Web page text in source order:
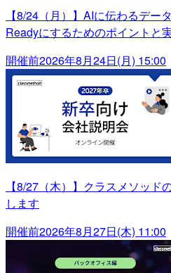
【8/24（月）】AIに伝わるデー
Readyにするためのポイントと
開催前2026年8月24日(月) 15:00
【8/27（木）】クラスメソッ
します
開催前2026年8月27日(木) 11:00